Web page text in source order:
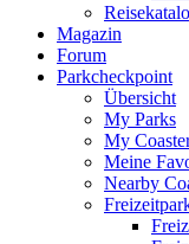
Magazin
Forum
Parkcheckpoint
Übersicht
My Parks
My
Meine
Nearby